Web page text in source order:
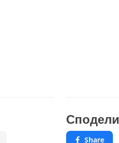
Сподели
Share